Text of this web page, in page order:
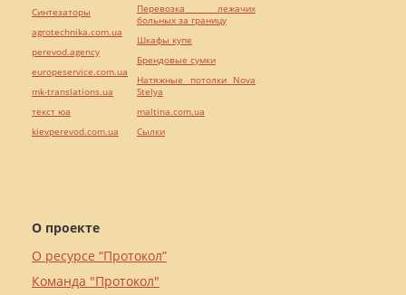
О проекте
О ресурсе “Протокол”
Команда "Протокол"
Синтезаторы
agrotechnika.com.ua
perevod.agency
europeservice.com.ua
mk-translations.ua
текст юа
kievperevod.com.ua
Перевозка лежачих
больных за границу
Шкафы купе
Брендовые сумки
Натяжные потолки Nova
Stelya
maltina.com.ua
Cылки